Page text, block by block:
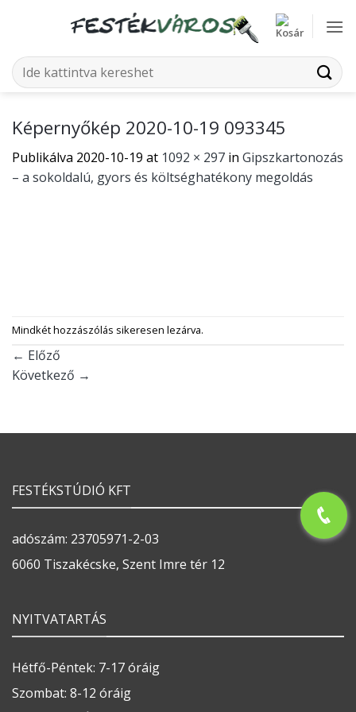
Keresés
a
Képernyőkép 2020-10-19 093345
Publikálva 2020-10-19 at 1092 × 297 in Gipszkartonozás
– a sokoldalú, gyors és költséghatékony megoldás
Mindkét hozzászólás sikeresen lezárva.
← Előző
Következő →
FESTÉKSTÚDIÓ KFT
adószám: 23705971-2-03
6060 Tiszakécske, Szent Imre tér 12
NYITVATARTÁS
Hétfő-Péntek: 7-17 óráig
Szombat: 8-12 óráig